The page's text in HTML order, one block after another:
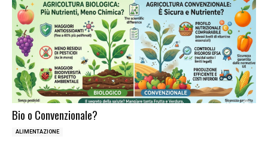
Bio o Convenzionale?
ALIMENTAZIONE